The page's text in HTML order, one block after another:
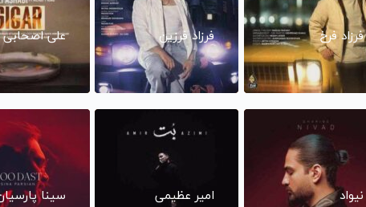
فرزاد فرخ فرزاد فرزین علی اصحابی
نیواد امیر عظیمی سینا